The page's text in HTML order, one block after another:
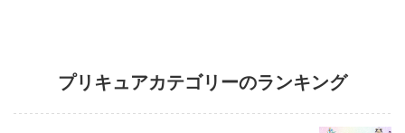
プリキュアカテゴリーのランキング